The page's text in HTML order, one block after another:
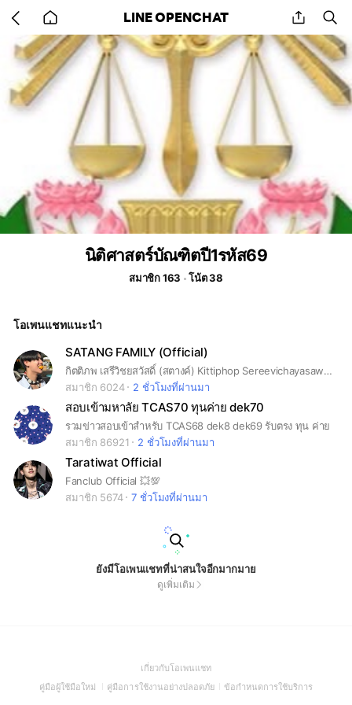
back
to
home
LINE OPENCHAT share
นิติศาสตร์บัณฑิตปี1รหัส69
สมาชิก 163 โน้ต 38
โอเพนแชทแนะนำ
SATANG FAMILY (Official)
กิตติภพ เสรีวิชยสวัสดิ์ (สตางค์) Kittiphop Sereevichayasawat #กระปุกของสตางค์ #satangks
สมาชิก 6024
2 ชั่วโมงที่ผ่านมา
สอบเข้ามหาลัย TCAS70 ทุนค่าย dek70
รวมข่าวสอบเข้าสำหรับ TCAS68 dek8 dek69 รับตรง ทุน ค่าย
สมาชิก 86921
2 ชั่วโมงที่ผ่านมา
Taratiwat Official
Fanclub Official 💥💯
สมาชิก 5674
7 ชั่วโมงที่ผ่านมา
ยังมีโอเพนแชทที่น่าสนใจอีกมากมาย
ดูเพิ่มเติม
เกี่ยวกับโอเพนแชท(Open
in
คู่มือผู้ใช้มือใหม่
(Open
คู่มือการใช้งานอย่างปลอดภัย(Open
ข้อกำหนดการใช้บริการ(Open